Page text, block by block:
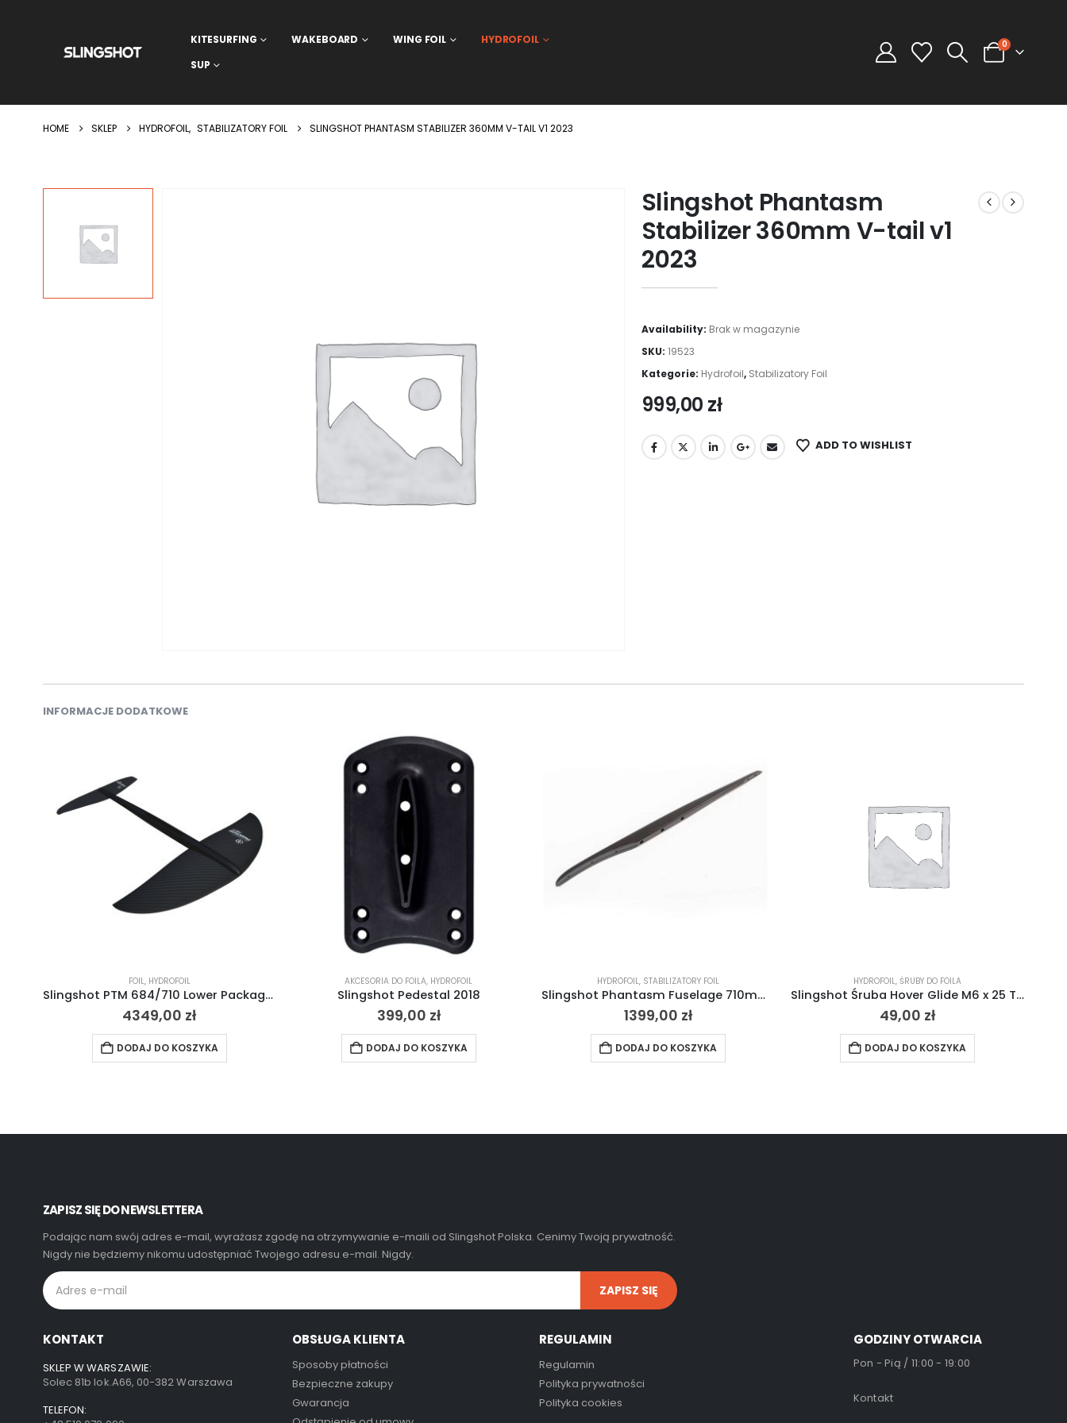
KITESURFING WAKEBOARD WING FOIL
HYDROFOIL
SUP
0
HOME SKLEP HYDROFOIL, STABILIZATORY FOIL SLINGSHOT PHANTASM STABILIZER 360MM V-TAIL V1 2023
Slingshot Phantasm
Stabilizer 360mm V-tail v1
2023
Availability: Brak w magazynie
SKU: 19523
Kategorie: Hydrofoil, Stabilizatory Foil
999,00 zł
ADD TO WISHLIST
INFORMACJE DODATKOWE
FOIL, HYDROFOIL
Slingshot PTM 684/710 Lower Package V1 2022
4349,00 zł
DODAJ DO KOSZYKA
AKCESORIA DO FOILA, HYDROFOIL
Slingshot Pedestal 2018
399,00 zł
DODAJ DO KOSZYKA
HYDROFOIL, STABILIZATORY FOIL
Slingshot Phantasm Fuselage 710mm 2023
1399,00 zł
DODAJ DO KOSZYKA
HYDROFOIL,ŚRUBY DO FOILA
Slingshot Śruba Hover Glide M6 x 25 Titanium Bolt (Tapered) 2020
49,00 zł
DODAJ DO KOSZYKA
ZAPISZ SIĘ DO NEWSLETTERA
Podając nam swój adres e-mail, wyrażasz zgodę na otrzymywanie e-maili od Slingshot Polska. Cenimy Twoją prywatność.
Nigdy nie będziemy nikomu udostępniać Twojego adresu e-mail. Nigdy.
KONTAKT
SKLEP W WARSZAWIE:
Solec 81b lok.A66, 00-382 Warszawa
TELEFON:
OBSŁUGA KLIENTA
Sposoby płatności
Bezpieczne zakupy
Gwarancja
REGULAMIN
Regulamin
Polityka prywatności
Polityka cookies
GODZINY OTWARCIA
Pon - Pią / 11:00 - 19:00
Kontakt